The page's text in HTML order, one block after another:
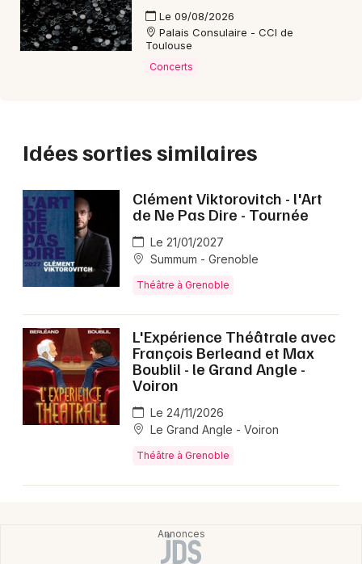
Pénélope 2 ! La Suiteproposent chacun une
expérience théâtrale singulière à ne pas manquer.
🗓️ Quand a lieu le spectacle d'Amine Adjina ?
20/03/2027.
🎟️ Comment réserver des billets pour le
spectacle d'Amine Adjina ?
Vous réservez vos places en ligne via
Réserver/acheter vos billets ; les tarifs débutent à 6 €
et des réductions s’appliquent dès l’achat de deux
spectacles.
📍 Où voir le spectacle d'Amine Adjina ?
Amine Adjina sera prochainement dans la ville
suivante : Lyon.
🎭 Quoi propose Amine Adjina sur scène ?
Par les villages et Projet Newman, qui interrogent
l’identité, la mémoire collective et les mythes
Le 09/08/2026
Palais Consulaire - CCI de
Toulouse
Concerts
Idées sorties similaires
Clément Viktorovitch - l'Art
de Ne Pas Dire - Tournée
Le 21/01/2027
Summum - Grenoble
Théâtre à Grenoble
L'Expérience Théâtrale avec
François Berleand et Max
Boublil - le Grand Angle -
Voiron
Le 24/11/2026
Le Grand Angle - Voiron
Théâtre à Grenoble